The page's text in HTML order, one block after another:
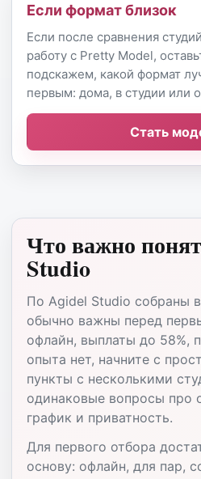
Если формат близок
Если после сравнения
работу с Pretty Model,
подскажем, какой формат
первым: дома, в студии или
Стать
Что важно
Studio
По Agidel Studio собраны
обычно важны перед
офлайн, выплаты до 58%,
опыта нет, начните с
пункты с несколькими
одинаковые вопросы про
график и приватность.
Для первого отбора
основу: офлайн, для пар,